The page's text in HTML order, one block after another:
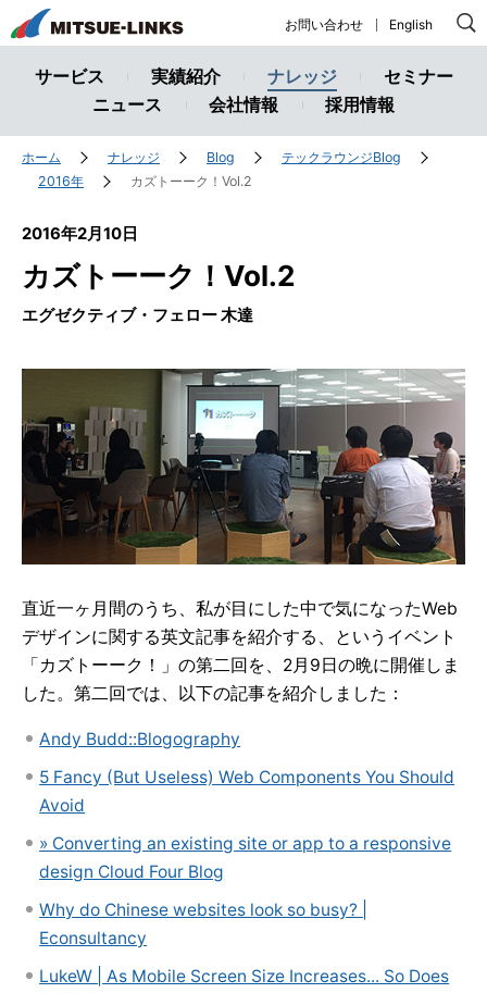
式
会
エ
ン
ス
お問い合わせ English
サービス 実績紹介 ナレッジ
セミナー
ニュース
会社情報 採用情報
ホーム ナレッジ Blog
テックラウンジBlog
2016年
カズトーーク！Vol.2
2016年2月10日
カズトーーク！Vol.2
エグゼクティブ・フェロー 木達
直近一ヶ月間のうち、私が目にした中で気になったWeb
デザインに関する英文記事を紹介する、というイベント
「カズトーーク！」の第二回を、2月9日の晩に開催しま
した。第二回では、以下の記事を紹介しました：
Andy Budd::Blogography
5 Fancy (But Useless) Web Components You Should
Avoid
» Converting an existing site or app to a responsive
design Cloud Four Blog
Why do Chinese websites look so busy? |
Econsultancy
LukeW | As Mobile Screen Size Increases... So Does